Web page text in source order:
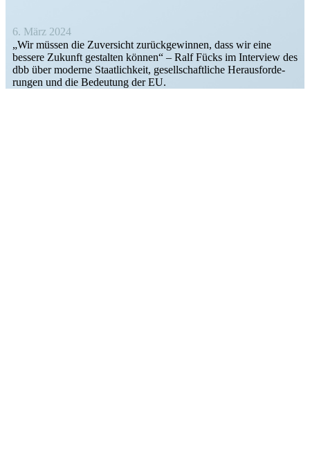
6. März 2024
„Wir müssen die Zuver­sicht zurück­ge­winnen, dass wir eine
bessere Zukunft gestalten können“ – Ralf Fücks im Interview des
dbb über moderne Staat­lichkeit, gesell­schaft­liche Heraus­for­de­
rungen und die Bedeutung der EU.